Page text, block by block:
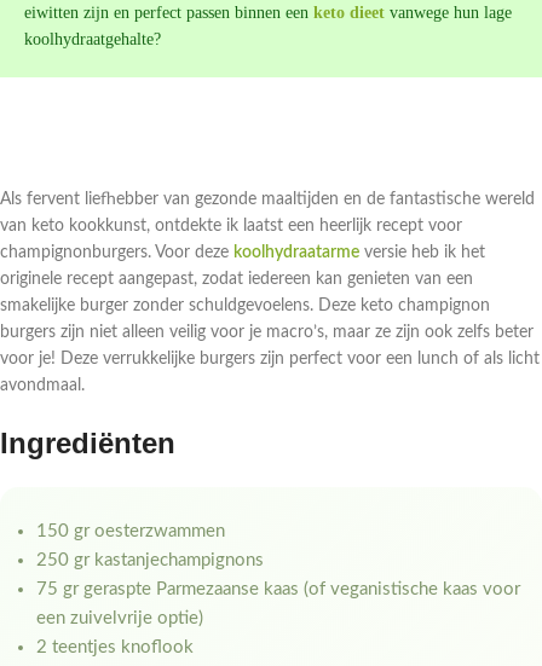
eiwitten zijn en perfect passen binnen een keto dieet vanwege hun lage
koolhydraatgehalte?
Als fervent liefhebber van gezonde maaltijden en de fantastische wereld
van keto kookkunst, ontdekte ik laatst een heerlijk recept voor
champignonburgers. Voor deze koolhydraatarme versie heb ik het
originele recept aangepast, zodat iedereen kan genieten van een
smakelijke burger zonder schuldgevoelens. Deze keto champignon
burgers zijn niet alleen veilig voor je macro’s, maar ze zijn ook zelfs beter
voor je! Deze verrukkelijke burgers zijn perfect voor een lunch of als licht
avondmaal.
Ingrediënten
150 gr oesterzwammen
250 gr kastanjechampignons
75 gr geraspte Parmezaanse kaas (of veganistische kaas voor
een zuivelvrije optie)
2 teentjes knoflook